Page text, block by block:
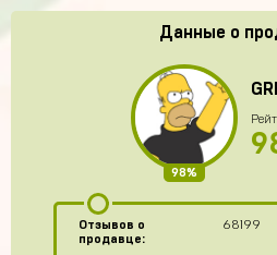
Данные о
98%
Отзывов о
продавце:
68199